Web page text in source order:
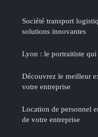
Société transport
solutions innovantes
Lyon : le portraitiste
Découvrez le meilleur
votre entreprise
Location de personnel
de votre entreprise